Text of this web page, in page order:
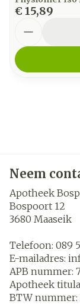
€ 15,89
Neem
Apotheek
Bospoort 12
3680 Maaseik
Telefoon: 089
E-mailadres:
APB nummer:
Apotheek
BTW nummer: